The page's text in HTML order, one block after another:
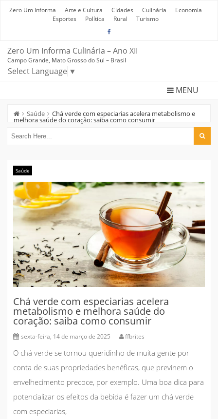
Zero Um Informa Arte e Cultura Cidades Culinária
Economia
Esportes
Política Rural Turismo
Zero Um Informa Culinária – Ano XII
Campo Grande, Mato Grosso do Sul – Brasil
Select Language ▼
MENU
Saúde Chá verde com especiarias acelera metabolismo e
melhora saúde do coração: saiba como consumir
Saúde
Chá verde com especiarias acelera
metabolismo e melhora saúde do
coração: saiba como consumir
sexta-feira, 14 de março de 2025 ffbrites
O chá verde se tornou queridinho de muita gente por
conta de suas propriedades benéficas, que previnem o
envelhecimento precoce, por exemplo. Uma boa dica para
potencializar os efeitos da bebida é fazer um chá verde
com especiarias,